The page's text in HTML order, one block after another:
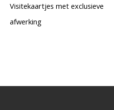
Visitekaartjes met exclusieve
afwerking